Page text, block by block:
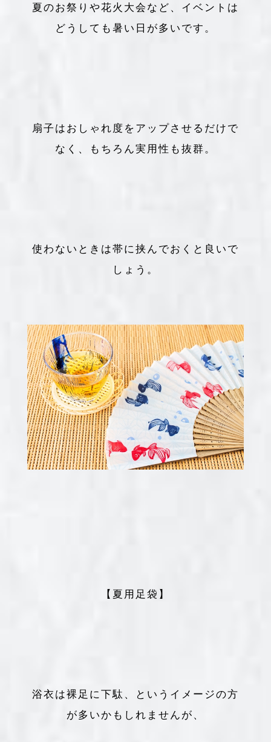
夏のお祭りや花火大会など、イベントは
どうしても暑い日が多いです。
扇子はおしゃれ度をアップさせるだけで
なく、もちろん実用性も抜群。
使わないときは帯に挟んでおくと良いで
しょう。
【夏用足袋】
浴衣は裸足に下駄、というイメージの方
が多いかもしれませんが、